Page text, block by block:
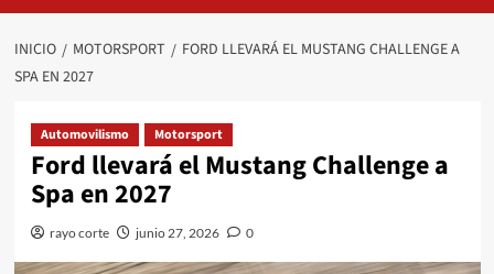
INICIO MOTORSPORT
FORD LLEVARÁ EL MUSTANG CHALLENGE A
SPA EN 2027
Automovilismo Motorsport
Ford llevará el Mustang Challenge a
Spa en 2027
rayo corte junio 27, 2026 0